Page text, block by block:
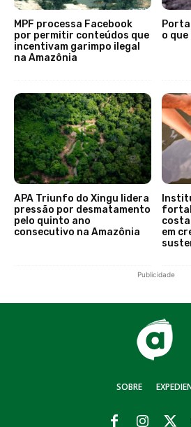
MPF processa Facebook
por permitir conteúdos que
incentivam garimpo ilegal
na Amazônia
o
APA Triunfo do Xingu lidera
pressão por desmatamento
pelo quinto ano
consecutivo na Amazônia
em
Publicidade
SOBRE